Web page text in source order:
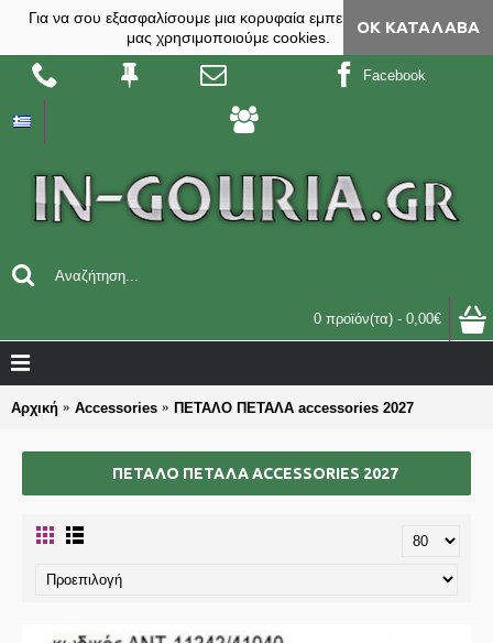
Για να σου εξασφαλίσουμε μια κορυφαία εμπειρία, στο site
μας χρησιμοποιούμε cookies.
ΟΚ ΚΑΤΆΛΑΒΑ
Facebook
0 προϊόν(τα) - 0,00€
Αρχική Accessories ΠΕΤΑΛΟ ΠΕΤΑΛΑ accessories 2027
ΠΕΤΑΛΟ ΠΕΤΑΛΑ ACCESSORIES 2027